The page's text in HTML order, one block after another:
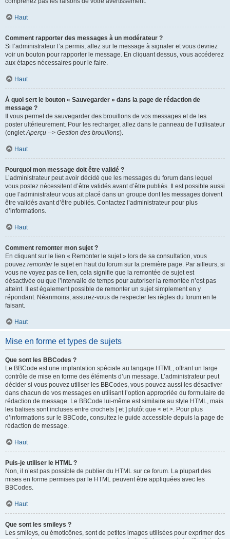
Haut
Comment rapporter des messages à un modérateur ?
Si l’administrateur l’a permis, allez sur le message à signaler et vous devriez
voir un bouton pour rapporter le message. En cliquant dessus, vous accéderez
aux étapes nécessaires pour le faire.
Haut
À quoi sert le bouton « Sauvegarder » dans la page de rédaction de
message ?
Il vous permet de sauvegarder des brouillons de vos messages et de les
poster ultérieurement. Pour les recharger, allez dans le panneau de l’utilisateur
(ongletAperçu --> Gestion des brouillons).
Haut
Pourquoi mon message doit être validé ?
L’administrateur peut avoir décidé que les messages du forum dans lequel
vous postez nécessitent d’être validés avant d’être publiés. Il est possible aussi
que l’administrateur vous ait placé dans un groupe dont les messages doivent
être validés avant d’être publiés. Contactez l’administrateur pour plus
d’informations.
Haut
Comment remonter mon sujet ?
En cliquant sur le lien « Remonter le sujet » lors de sa consultation, vous
pouvez remonterle sujet en haut du forum sur la première page. Par ailleurs, si
vous ne voyez pas ce lien, cela signifie que la remontée de sujet est
désactivée ou que l’intervalle de temps pour autoriser la remontée n’est pas
atteint. Il est également possible de remonter un sujet simplement en y
répondant. Néanmoins, assurez-vous de respecter les règles du forum en le
faisant.
Haut
Mise en forme et types de sujets
Que sont les BBCodes ?
Le BBCode est une implantation spéciale au langage HTML, offrant un large
contrôle de mise en forme des éléments d’un message. L’administrateur peut
décider si vous pouvez utiliser les BBCodes, vous pouvez aussi les désactiver
dans chacun de vos messages en utilisant l’option appropriée du formulaire de
rédaction de message. Le BBCode lui-même est similaire au style HTML, mais
les balises sont incluses entre crochets [ et ] plutôt que < et >. Pour plus
d’informations sur le BBCode, consultez le guide accessible depuis la page de
rédaction de message.
Haut
Puis-je utiliser le HTML ?
Non, il n’est pas possible de publier du HTML sur ce forum. La plupart des
mises en forme permises par le HTML peuvent être appliquées avec les
BBCodes.
Haut
Que sont les smileys ?
Les smileys, ou émoticônes, sont de petites images utilisées pour exprimer des